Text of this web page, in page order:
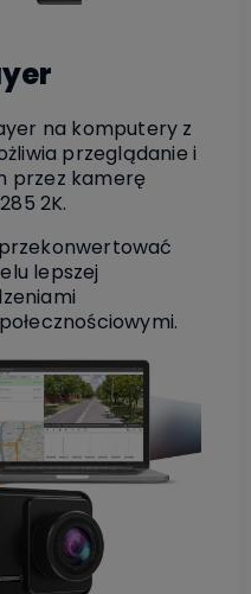
na komputery z
przeglądanie i
przez kamerę
2K.
lepszej